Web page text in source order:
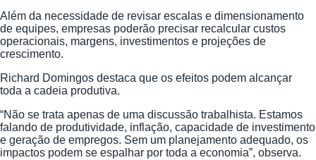
Além da necessidade de revisar escalas e dimensionamento
de equipes, empresas poderão precisar recalcular custos
operacionais, margens, investimentos e projeções de
crescimento.
Richard Domingos destaca que os efeitos podem alcançar
toda a cadeia produtiva.
“Não se trata apenas de uma discussão trabalhista. Estamos
falando de produtividade, inflação, capacidade de investimento
e geração de empregos. Sem um planejamento adequado, os
impactos podem se espalhar por toda a economia”, observa.